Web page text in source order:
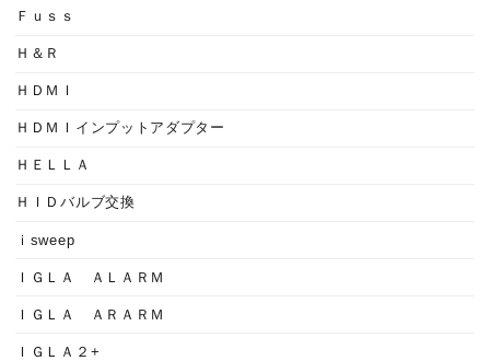
Ｆｕｓｓ
Ｈ＆Ｒ
ＨＤＭＩ
ＨＤＭＩインプットアダプター
ＨＥＬＬＡ
ＨＩＤバルブ交換
ｉsweep
ＩＧＬＡ ＡＬＡＲＭ
ＩＧＬＡ ＡＲＡＲＭ
ＩＧＬＡ２+